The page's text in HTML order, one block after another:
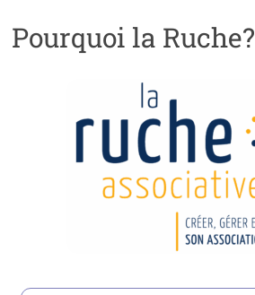
Pourquoi la Ruche?